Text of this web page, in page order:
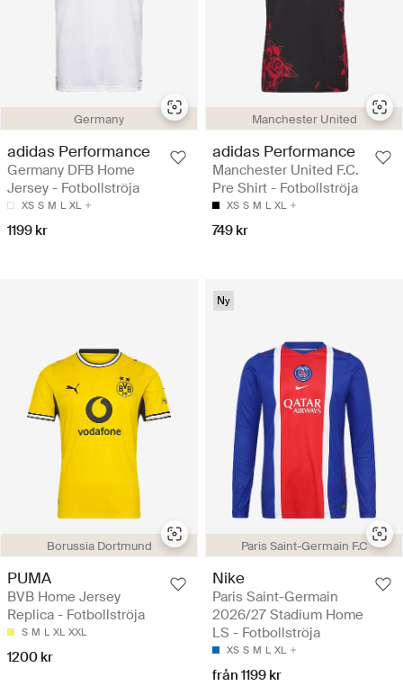
Germany
adidas Performance
Germany DFB Home
Jersey - Fotbollströja
XS S M L XL
1199 kr
Manchester United
adidas Performance
Manchester United F.C.
Pre Shirt - Fotbollströja
XS S M L XL
749 kr
Borussia Dortmund
PUMA
BVB Home Jersey
Replica - Fotbollströja
S M L XL XXL
1200 kr
Paris Saint-Germain F.C
Ny
Nike
Paris Saint-Germain
2026/27 Stadium Home
LS - Fotbollströja
XS S M L XL
från 1199 kr